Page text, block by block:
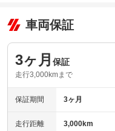
車両保証
3ヶ月 保証
走行3,000kmまで
保証期間 3ヶ月
走行距離 3,000km